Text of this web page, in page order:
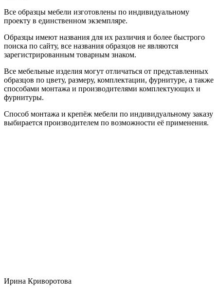
Все образцы мебели изготовлены по индивидуальному
проекту в единственном экземпляре.
Образцы имеют названия для их различия и более быстрого
поиска по сайту, все названия образцов не являются
зарегистрированным товарным знаком.
Все мебельные изделия могут отличаться от представленных
образцов по цвету, размеру, комплектации, фурнитуре, а также
способами монтажа и производителями комплектующих и
фурнитуры.
Способ монтажа и крепёж мебели по индивидуальному заказу
выбирается производителем по возможности её применения.
Ирина Криворотова